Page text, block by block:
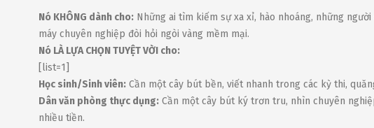
Nó KHÔNG dành cho: Những ai tìm kiếm sự xa xỉ, hào nhoáng, những
máy chuyên nghiệp đòi hỏi ngòi vàng mềm mại.
Nó LÀ LỰA CHỌN TUYỆT VỜI cho:
[list=1]
Học sinh/Sinh viên: Cần một cây bút bền, viết nhanh trong các kỳ thi,
Dân văn phòng thực dụng: Cần một cây bút ký trơn tru, nhìn chuyên
nhiều tiền.